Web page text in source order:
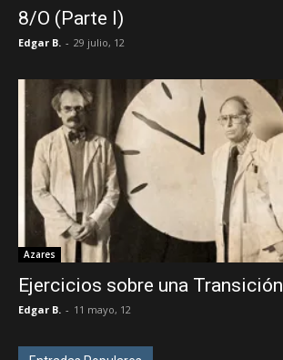
8/O (Parte I)
Edgar B. - 29 julio, 12
Azares
Ejercicios sobre una Transición
Edgar B. - 11 mayo, 12